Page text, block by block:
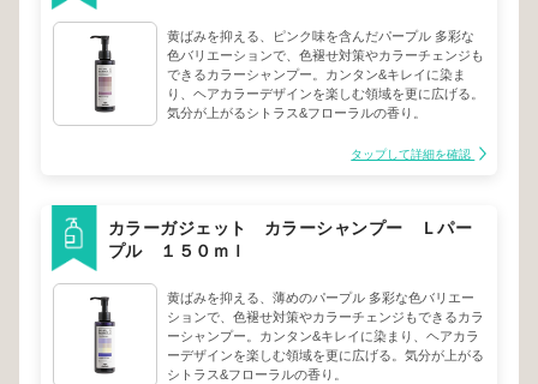
黄ばみを抑える、ピンク味を含んだパープル 多彩な
色バリエーションで、色褪せ対策やカラーチェンジも
できるカラーシャンプー。カンタン&キレイに染ま
り、ヘアカラーデザインを楽しむ領域を更に広げる。
気分が上がるシトラス&フローラルの香り。
タップして詳細を確認
カラーガジェット カラーシャンプー Ｌパー
プル １５０ｍｌ
黄ばみを抑える、薄めのパープル 多彩な色バリエー
ションで、色褪せ対策やカラーチェンジもできるカラ
ーシャンプー。カンタン&キレイに染まり、ヘアカラ
ーデザインを楽しむ領域を更に広げる。気分が上がる
シトラス&フローラルの香り。